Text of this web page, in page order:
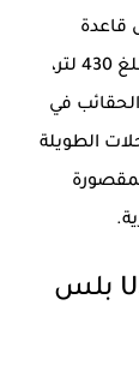
قاعدة
العجلات الممتدة. أما سعة التخزين الخلفية، فتبلغ 430 لتر،
في
48 لتر يدعم الرحلات الطويلة
الترفيه والتكنولوجيا داخل بايك U5 بلس